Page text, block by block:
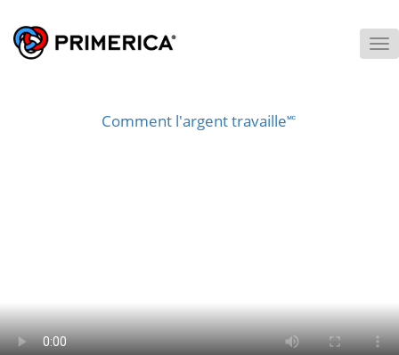
Comment l'argent travaille🅪